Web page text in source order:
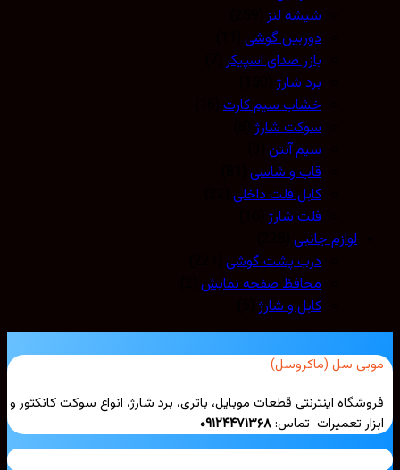
شیشه لنز(259)
دوربین گوشی(11)
بازر صدای اسپیکر(7)
برد شارژ(150)
خشاب سیم کارت(16)
سوکت شارژ(8)
سیم آنتن(3)
قاب و شاسی(81)
کابل فلت داخلی(22)
فلت شارژ(16)
لوازم جانبی(228)
درب پشت گوشی(221)
محافظ صفحه نمایش(2)
کابل و شارژ(5)
سل (ماکروسل)
اینترنتی قطعات موبایل، باتری، برد شارژ، انواع سوکت کانکتور و
تعمیرات تماس:۰۹۱۲۴۴۷۱۳۶۸